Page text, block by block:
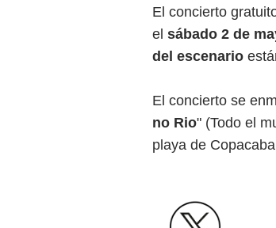
El concierto
el sábado 2 de
del escenario
El concierto se
no Rio" (Todo el
playa de